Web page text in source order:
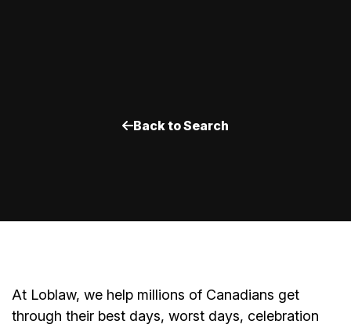
Back to Search
At Loblaw, we help millions of Canadians get
through their best days, worst days, celebration